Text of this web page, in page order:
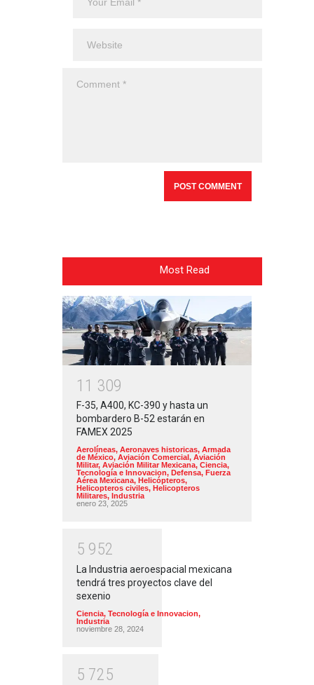
Most Read
1 1 309
F-35, A400, KC-390 y hasta un
bombardero B-52 estarán en
FAMEX 2025
Aerolíneas, Aeronaves historicas, Armada
de México, Aviación Comercial, Aviación
Militar, Aviación Militar Mexicana, Ciencia,
Tecnología e Innovacion, Defensa, Fuerza
Aérea Mexicana, Helicópteros,
Helicopteros civiles, Helicopteros
Militares, Industria
enero 23, 2025
5 952
La Industria aeroespacial mexicana
tendrá tres proyectos clave del
sexenio
Ciencia, Tecnología e Innovacion,
Industria
noviembre 28, 2024
5 725